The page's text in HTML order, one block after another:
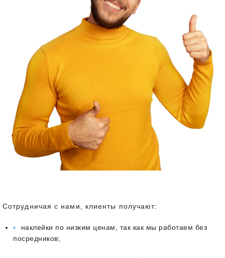
Сотрудничая с нами, клиенты получают:
наклейки по низким ценам, так как мы работаем без
посредников;